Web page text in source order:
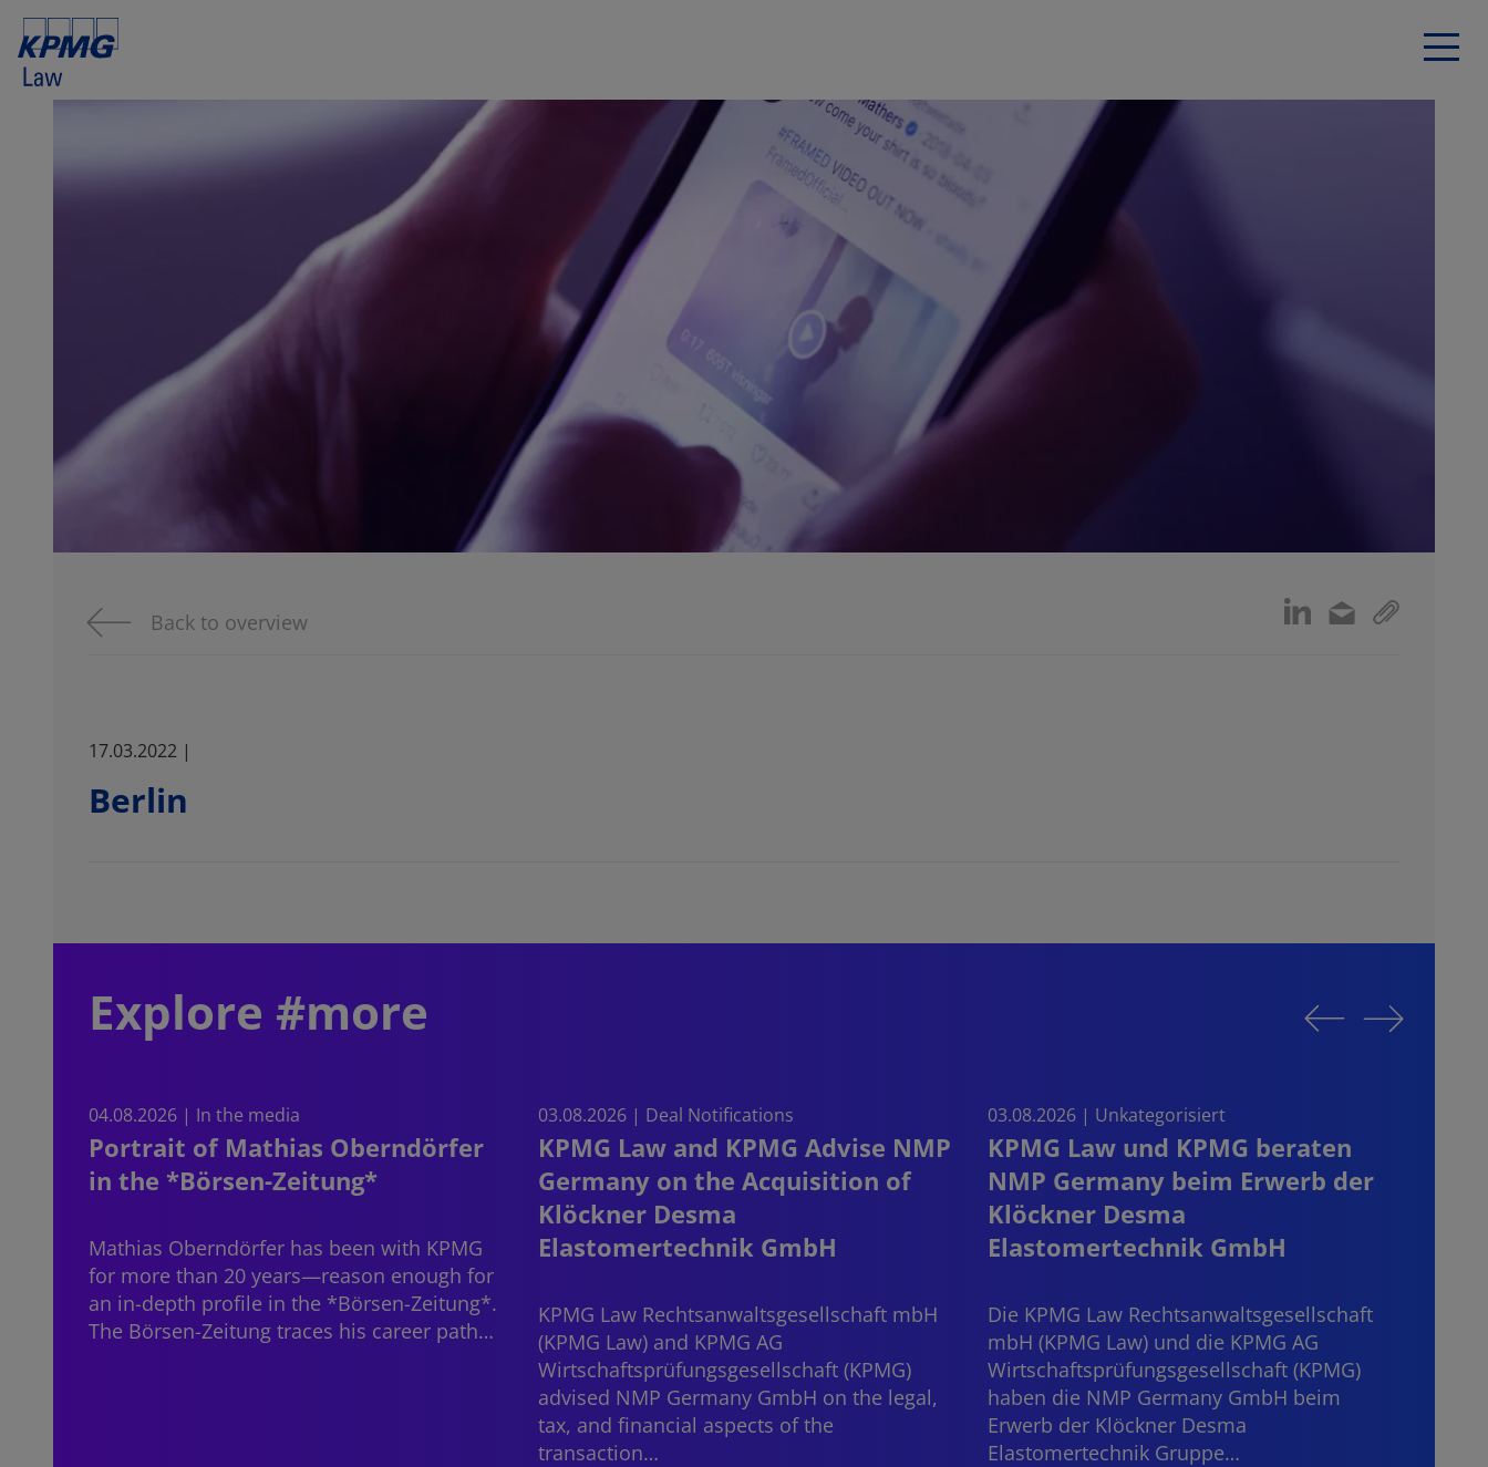
Back to overview
17.03.2022 |
Berlin
Explore #more
04.08.2026 | In the media
Portrait of Mathias Oberndörfer
in the *Börsen-Zeitung*
Mathias Oberndörfer has been with KPMG
for more than 20 years—reason enough for
an in-depth profile in the *Börsen-Zeitung*.
The Börsen-Zeitung traces his career path…
03.08.2026 | Deal Notifications
KPMG Law and KPMG Advise NMP
Germany on the Acquisition of
Klöckner Desma
Elastomertechnik GmbH
KPMG Law Rechtsanwaltsgesellschaft mbH
(KPMG Law) and KPMG AG
Wirtschaftsprüfungsgesellschaft (KPMG)
advised NMP Germany GmbH on the legal,
tax, and financial aspects of the
transaction…
03.08.2026 | Unkategorisiert
KPMG Law und KPMG beraten
NMP Germany beim Erwerb der
Klöckner Desma
Elastomertechnik GmbH
Die KPMG Law Rechtsanwaltsgesellschaft
mbH (KPMG Law) und die KPMG AG
Wirtschaftsprüfungsgesellschaft (KPMG)
haben die NMP Germany GmbH beim
Erwerb der Klöckner Desma
Elastomertechnik Gruppe…